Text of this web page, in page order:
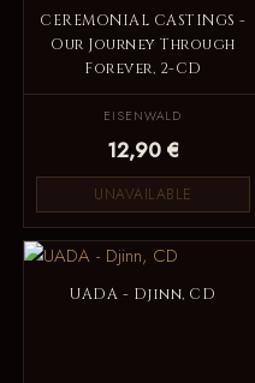
CEREMONIAL CASTINGS -
Our Journey Through
Forever, 2-CD
EISENWALD
12,90 €
UNAVAILABLE
UADA - Djinn, CD